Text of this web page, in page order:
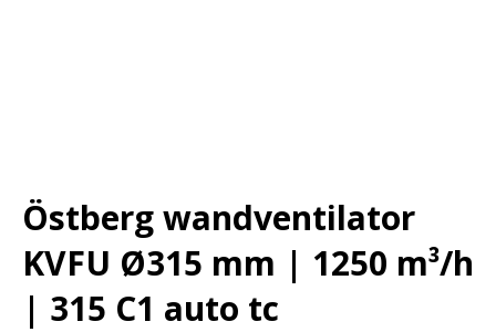
Östberg wandventilator
KVFU Ø315 mm | 1250 m³/h
| 315 C1 auto tc